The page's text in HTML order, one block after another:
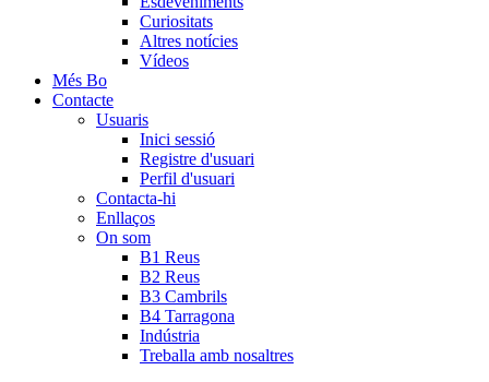
Curiositats
Altres notícies
Vídeos
Més Bo
Contacte
Usuaris
Inici sessió
Registre d'usuari
Perfil d'usuari
Contacta-hi
Enllaços
On som
B1 Reus
B2 Reus
B3 Cambrils
B4 Tarragona
Indústria
Treballa amb nosaltres